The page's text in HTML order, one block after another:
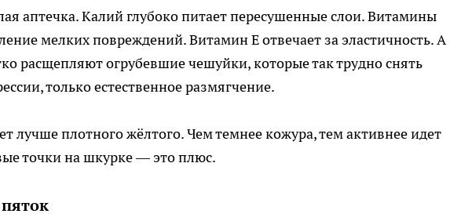
аптечка. Калий глубоко питает пересушенные слои. Витамины
мелких повреждений. Витамин Е отвечает за эластичность. А
расщепляют огрубевшие чешуйки, которые так трудно снять
только естественное размягчение.
лучше плотного жёлтого. Чем темнее кожура, тем активнее идет
точки на шкурке — это плюс.